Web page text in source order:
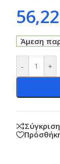
56,22
Άμεση
- +
Σύγκριση